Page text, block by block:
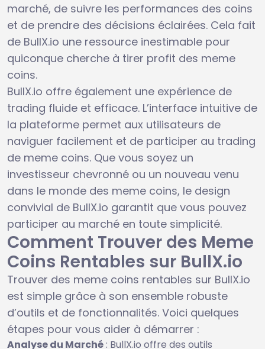
marché, de suivre les performances des coins
et de prendre des décisions éclairées. Cela fait
de BullX.io une ressource inestimable pour
quiconque cherche à tirer profit des meme
coins.
BullX.io offre également une expérience de
trading fluide et efficace. L’interface intuitive de
la plateforme permet aux utilisateurs de
naviguer facilement et de participer au trading
de meme coins. Que vous soyez un
investisseur chevronné ou un nouveau venu
dans le monde des meme coins, le design
convivial de BullX.io garantit que vous pouvez
participer au marché en toute simplicité.
Comment Trouver des Meme
Coins Rentables sur BullX.io
Trouver des meme coins rentables sur BullX.io
est simple grâce à son ensemble robuste
d’outils et de fonctionnalités. Voici quelques
étapes pour vous aider à démarrer :
Analyse du Marché: BullX.io offre des outils